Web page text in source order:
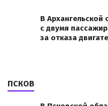
В Архангельской
с двумя
за отказа
ПСКОВ